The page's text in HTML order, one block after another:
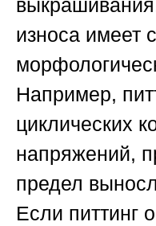
износа имеет
Например,
циклических
напряжений,
предел
Если питтинг